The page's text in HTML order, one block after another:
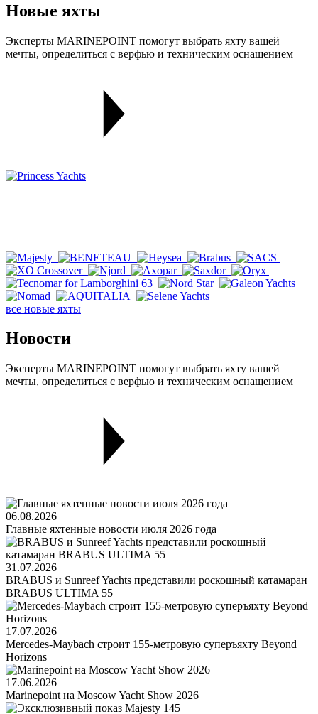
Новые яхты
Эксперты MARINEPOINT помогут выбрать яхту вашей
мечты, определиться с верфью и техническим оснащением
все новые яхты
Новости
Эксперты MARINEPOINT помогут выбрать яхту вашей
мечты, определиться с верфью и техническим оснащением
06.08.2026
Главные яхтенные новости июля 2026 года
31.07.2026
BRABUS и Sunreef Yachts представили роскошный катамаран
BRABUS ULTIMA 55
17.07.2026
Mercedes-Maybach строит 155-метровую суперъяхту Beyond
Horizons
17.06.2026
Marinepoint на Moscow Yacht Show 2026